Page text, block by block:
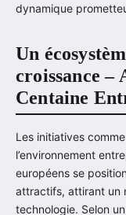
dynamique
Un
croissance –
Centaine
Les initiatives
l’environnement
européens se
attractifs, attirant un
technologie. Selon